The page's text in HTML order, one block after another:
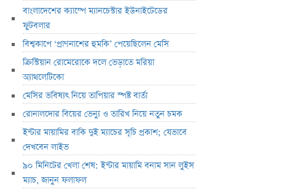
বাংলাদেশের ক্যাম্পে ম্যানচেস্টার ইউনাইটেডের
ফুটবলার
বিশ্বকাপে ‘প্রাণনাশের হুমকি’ পেয়েছিলেন মেসি
ক্রিস্টিয়ান রোমেরোকে দলে ভেড়াতে মরিয়া
অ্যাথলেটিকো
মেসির ভবিষ্যৎ নিয়ে তাপিয়ার স্পষ্ট বার্তা
রোনালদোর বিয়ের ভেন্যু ও তারিখ নিয়ে নতুন চমক
ইন্টার মায়ামির বাকি দুই ম্যাচের সূচি প্রকাশ; যেভাবে
দেখবেন লাইভ
৯০ মিনিটের খেলা শেষ: ইন্টার মায়ামি বনাম সান লুইস
ম্যাচ, জানুন ফলাফল